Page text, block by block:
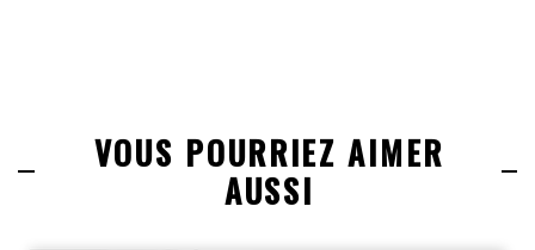
VOUS POURRIEZ AIMER
AUSSI